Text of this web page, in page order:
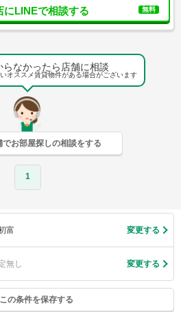
にLINEで相談する 無料
らなかったら店舗に相談
オススメ賃貸物件がある場合がございます
でお部屋探しの相談をする
1
富 変更する
無し 変更する
この条件を保存する